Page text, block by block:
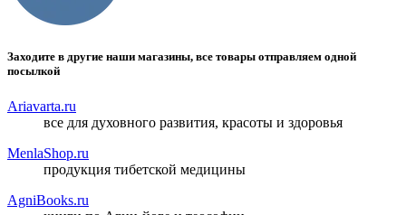
Заходите в другие наши магазины, все товары отправляем одной
посылкой
Ariavarta.ru
все для духовного развития, красоты и здоровья
MenlaShop.ru
продукция тибетской медицины
AgniBooks.ru